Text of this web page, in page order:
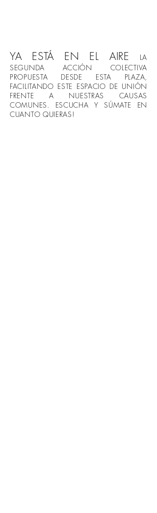
YA ESTÁ EN EL AIRE
LA
SEGUNDA ACCIÓN COLECTIVA
PROPUESTA DESDE ESTA PLAZA,
FACILITANDO ESTE ESPACIO DE UNIÓN
FRENTE A NUESTRAS CAUSAS
COMUNES. ESCUCHA Y SÚMATE EN
CUANTO QUIERAS!